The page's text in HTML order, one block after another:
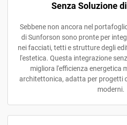
Senza Soluzione
Sebbene non ancora nel
di Sunforson sono pronte per
nei facciati, tetti e strutture degli
l'estetica. Questa integrazione
migliora l'efficienza energetica
architettonica, adatta per progetti
moderni.